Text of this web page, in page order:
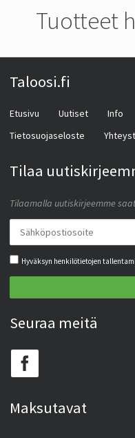
Tuotteet
Taloosi.fi
Etusivu Uutiset Info
Tietosuojaseloste
Tilaa
Tilaamalla uutiskirjeemme
Hyväksyn henkilötietojen
Seuraa meitä
Maksutavat